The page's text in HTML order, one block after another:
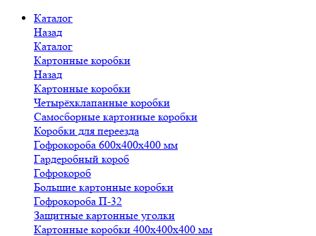
Каталог
Назад
Каталог
Картонные коробки
Назад
Картонные коробки
Четырёхклапанные коробки
Самосборные картонные коробки
Коробки для переезда
Гофрокороба 600х400х400 мм
Гардеробный короб
Гофрокороб
Большие картонные коробки
Гофрокороба П-32
Защитные картонные уголки
Картонные коробки 400х400х400 мм